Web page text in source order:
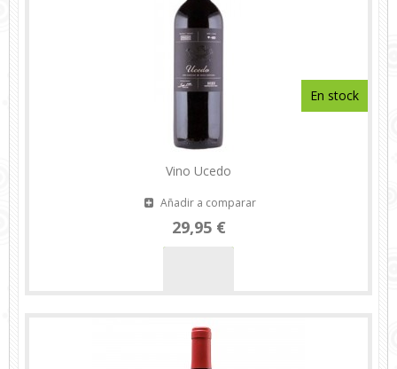
Vino Ucedo
Añadir a comparar
29,95 €
En stock